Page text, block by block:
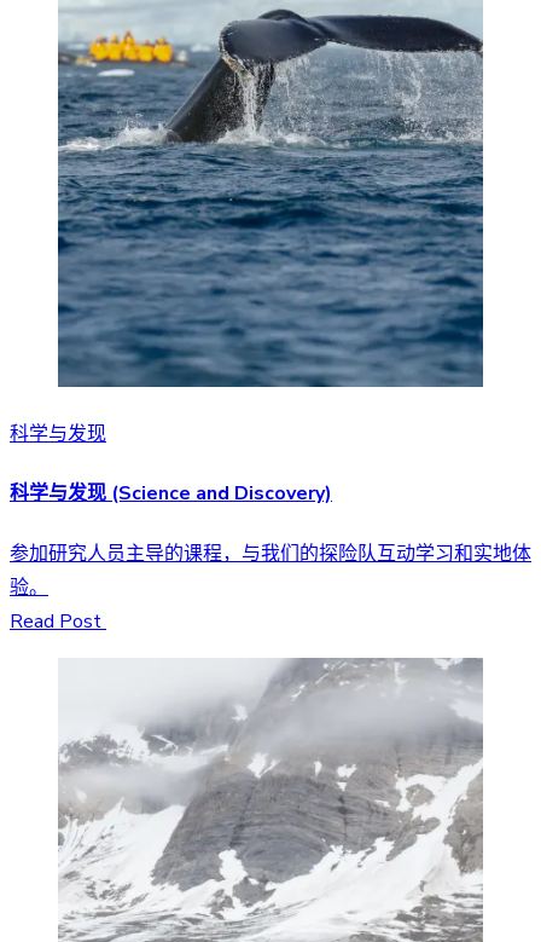
科学与发现
科学与发现 (Science and Discovery)
参加研究人员主导的课程，与我们的探险队互动学习和实地体
验。
Read Post